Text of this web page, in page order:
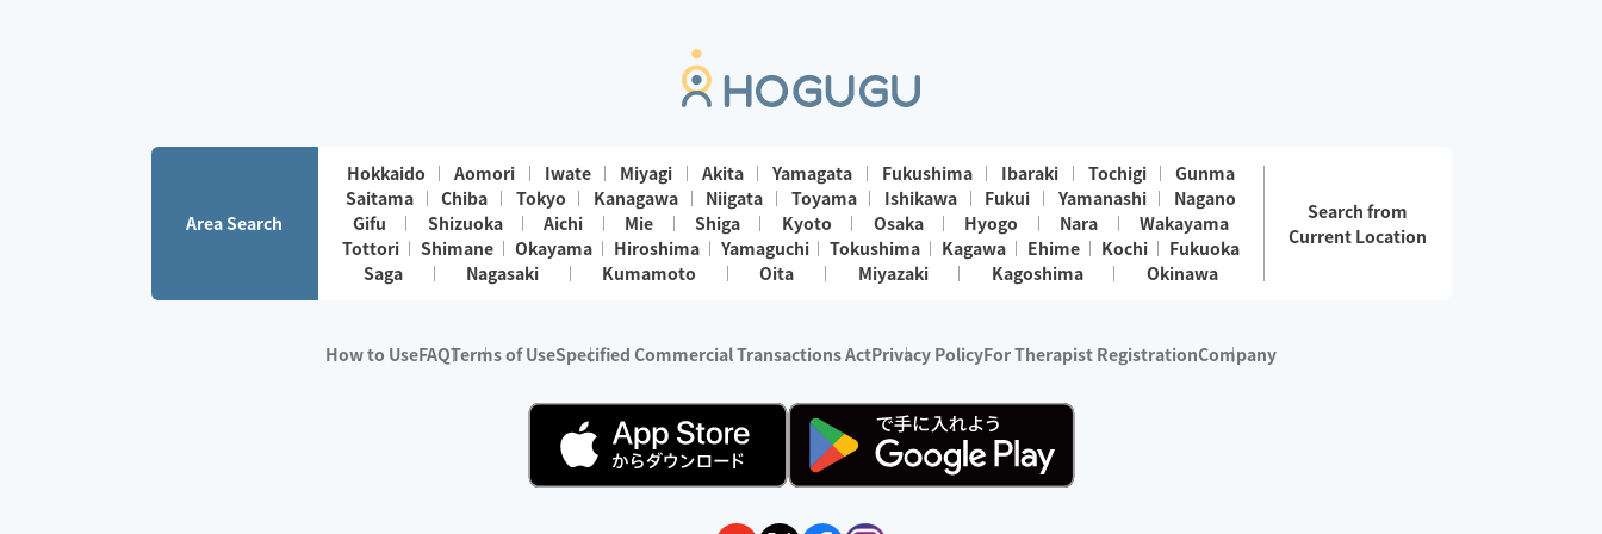
Area Search
Hokkaido Aomori Iwate Miyagi Akita Yamagata Fukushima Ibaraki Tochigi
Gunma
Saitama
Chiba Tokyo Kanagawa Niigata Toyama Ishikawa Fukui Yamanashi
Nagano
Gifu
Shizuoka Aichi Mie Shiga Kyoto Osaka Hyogo Nara
Wakayama
Tottori
Shimane Okayama Hiroshima Yamaguchi Tokushima Kagawa Ehime Kochi
Fukuoka
Saga
Nagasaki Kumamoto Oita Miyazaki Kagoshima Okinawa
Search from
Current Location
How to UseFAQTerms of UseSpecified Commercial Transactions ActPrivacy PolicyFor Therapist RegistrationCompany